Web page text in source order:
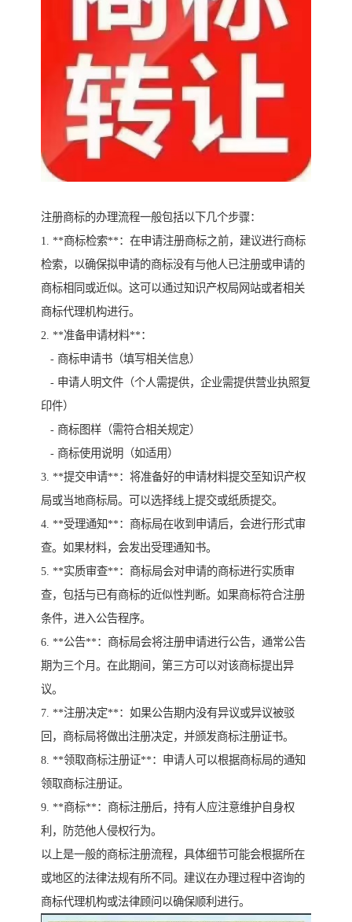
注册商标的办理流程一般包括以下几个步骤：
1. **商标检索**：在申请注册商标之前，建议进行商标
检索，以确保拟申请的商标没有与他人已注册或申请的
商标相同或近似。这可以通过知识产权局网站或者相关
商标代理机构进行。
2. **准备申请材料**：
- 商标申请书（填写相关信息）
- 申请人明文件（个人需提供，企业需提供营业执照复
印件）
- 商标图样（需符合相关规定）
- 商标使用说明（如适用）
3. **提交申请**：将准备好的申请材料提交至知识产权
局或当地商标局。可以选择线上提交或纸质提交。
4. **受理通知**：商标局在收到申请后，会进行形式审
查。如果材料，会发出受理通知书。
5. **实质审查**：商标局会对申请的商标进行实质审
查，包括与已有商标的近似性判断。如果商标符合注册
条件，进入公告程序。
6. **公告**：商标局会将注册申请进行公告，通常公告
期为三个月。在此期间，第三方可以对该商标提出异
议。
7. **注册决定**：如果公告期内没有异议或异议被驳
回，商标局将做出注册决定，并颁发商标注册证书。
8. **领取商标注册证**：申请人可以根据商标局的通知
领取商标注册证。
9. **商标**：商标注册后，持有人应注意维护自身权
利，防范他人侵权行为。
以上是一般的商标注册流程，具体细节可能会根据所在
或地区的法律法规有所不同。建议在办理过程中咨询的
商标代理机构或法律顾问以确保顺利进行。